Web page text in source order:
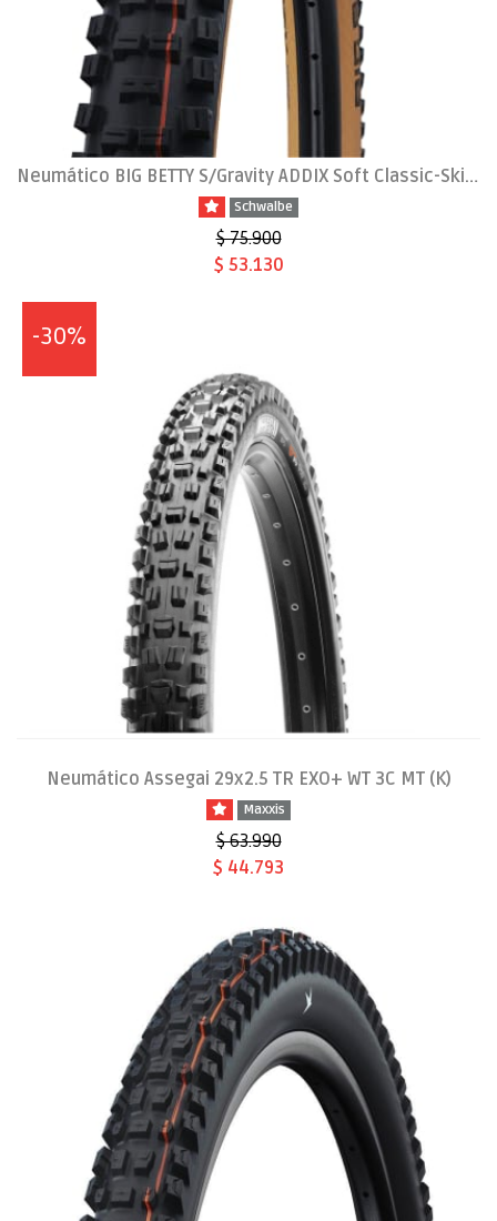
Neumático BIG BETTY S/Gravity ADDIX Soft Classic-Skin 29x2.4
Schwalbe
$ 75.900
$ 53.130
-30%
Neumático Assegai 29x2.5 TR EXO+ WT 3C MT (K)
Maxxis
$ 63.990
$ 44.793